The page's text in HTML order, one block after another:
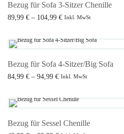
Bezug für Sofa 3-Sitzer Chenille
89,99 € – 104,99 €Preisspanne:
104,99 €
Inkl. MwSt
Bezug für Sofa 4-Sitzer/Big Sofa
84,99 € – 94,99 €Preisspanne:
94,99 €
Inkl. MwSt
Bezug für Sessel Chenille